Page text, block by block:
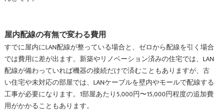
屋内配線の有無で変わる費用
すでに屋内にLAN配線が整っている場合と、ゼロから配線を引く場合
では費用に差が出ます。新築やリノベーション済みの住宅では、LAN
配線が備わっていれば機器の接続だけで済むこともありますが、古
い住宅や未対応の部屋では、LANケーブルを壁内やモールで配線する
工事が必要になります。1部屋あたり5,000円〜15,000円程度の追加費
用がかかることもあります。